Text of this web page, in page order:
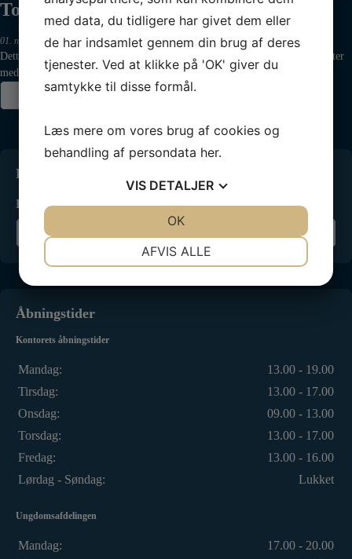
Tovværkskursus 2025
01. nov 2024
Dette er vores forårskursus forud for sejlskolens praktiske sejladser. Vi starter
med en præsentation af hinanden, hvorfor er vi her….
Læs mere
Kontakt os
Ring til os: 66666100
Åbningstider
Kontorets åbningstider
Mandag:
13.00 - 19.00
Tirsdag:
13.00 - 17.00
Onsdag:
09.00 - 13.00
Torsdag:
13.00 - 17.00
Fredag:
13.00 - 16.00
Lørdag - Søndag:
Lukket
Ungdomsafdelingen
Mandag:
17.00 - 20.00
med data, du tidligere har givet dem eller
de har indsamlet gennem din brug af deres
tjenester. Ved at klikke på 'OK' giver du
samtykke til disse formål.
Læs mere om vores brug af cookies og
behandling af persondata her.
VIS DETALJER
AFVIS ALLE
OK